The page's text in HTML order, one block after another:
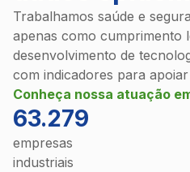
Trabalhamos saúde e
apenas como cumprimento
desenvolvimento de
com indicadores para
Conheça nossa atuação
63.279
empresas
industriais